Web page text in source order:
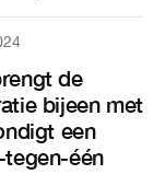
de
bijeen met
een
één